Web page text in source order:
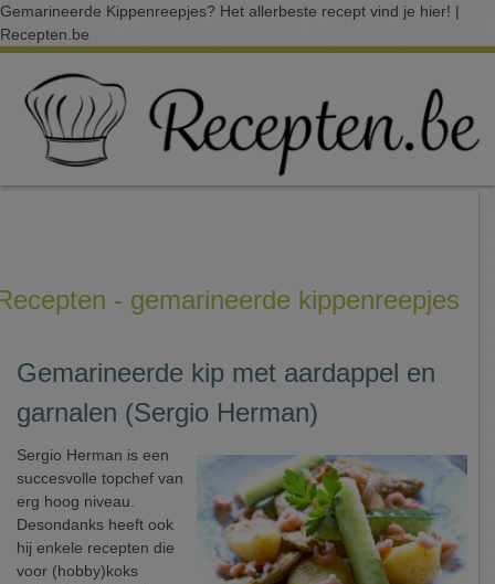
Gemarineerde Kippenreepjes? Het allerbeste recept vind je hier! |
Recepten.be
- gemarineerde kippenreepjes
Gemarineerde kip met aardappel en
garnalen (Sergio Herman)
Sergio Herman is een
succesvolle topchef van
erg hoog niveau.
Desondanks heeft ook
hij enkele recepten die
voor (hobby)koks